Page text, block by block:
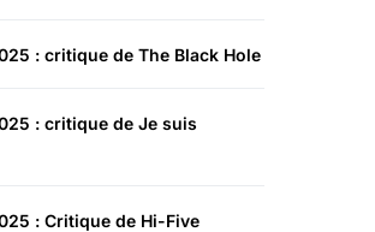
: critique de The Black Hole
: critique de Je suis
: Critique de Hi-Five